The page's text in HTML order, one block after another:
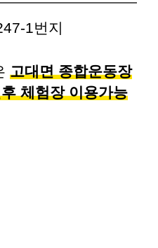
1번지
고대면 종합운동장
체험장 이용가능